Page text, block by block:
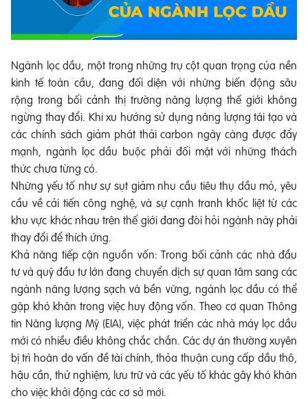
Ngành lọc dầu, một trong những trụ cột quan trọng của nền
kinh tế toàn cầu, đang đối diện với những biến động sâu
rộng trong bối cảnh thị trường năng lượng thế giới không
ngừng thay đổi. Khi xu hướng sử dụng năng lượng tái tạo và
các chính sách giảm phát thải carbon ngày càng được đẩy
mạnh, ngành lọc dầu buộc phải đối mặt với những thách
thức chưa từng có.
Những yếu tố như sự sụt giảm nhu cầu tiêu thụ dầu mỏ, yêu
cầu về cải tiến công nghệ, và sự cạnh tranh khốc liệt từ các
khu vực khác nhau trên thế giới đang đòi hỏi ngành này phải
thay đổi để thích ứng.
Khả năng tiếp cận nguồn vốn: Trong bối cảnh các nhà đầu
tư và quỹ đầu tư lớn đang chuyển dịch sự quan tâm sang các
ngành năng lượng sạch và bền vững, ngành lọc dầu có thể
gặp khó khăn trong việc huy động vốn. Theo cơ quan Thông
tin Năng lượng Mỹ (EIA), việc phát triển các nhà máy lọc dầu
mới có nhiều điều không chắc chắn. Các dự án thường xuyên
bị trì hoãn do vấn đề tài chính, thỏa thuận cung cấp dầu thô,
hậu cần, thử nghiệm, lưu trữ và các yếu tố khác gây khó khăn
cho việc khởi động các cơ sở mới.